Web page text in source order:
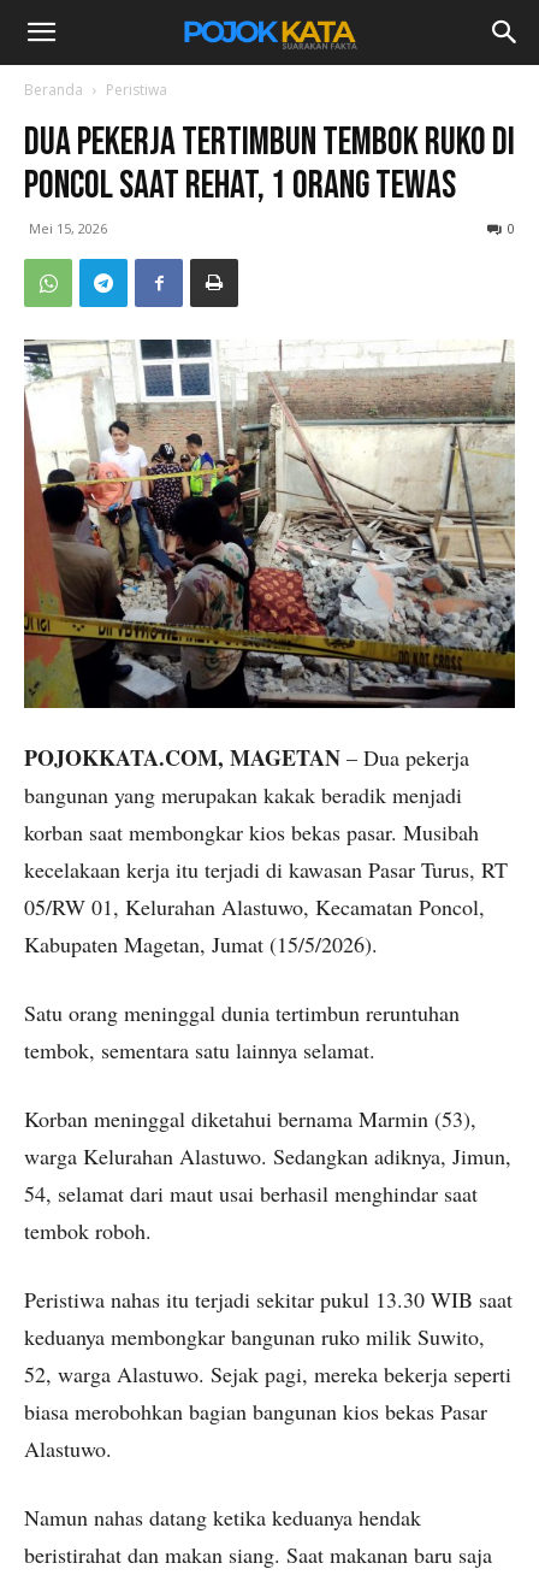
Beranda Peristiwa
Dua Pekerja Tertimbun Tembok Ruko di
Poncol Saat Rehat, 1 Orang Tewas
Mei 15, 2026 0
POJOKKATA.COM, MAGETAN – Dua pekerja
bangunan yang merupakan kakak beradik menjadi
korban saat membongkar kios bekas pasar. Musibah
kecelakaan kerja itu terjadi di kawasan Pasar Turus, RT
05/RW 01, Kelurahan Alastuwo, Kecamatan Poncol,
Kabupaten Magetan, Jumat (15/5/2026).
Satu orang meninggal dunia tertimbun reruntuhan
tembok, sementara satu lainnya selamat.
Korban meninggal diketahui bernama Marmin (53),
warga Kelurahan Alastuwo. Sedangkan adiknya, Jimun,
54, selamat dari maut usai berhasil menghindar saat
tembok roboh.
Peristiwa nahas itu terjadi sekitar pukul 13.30 WIB saat
keduanya membongkar bangunan ruko milik Suwito,
52, warga Alastuwo. Sejak pagi, mereka bekerja seperti
biasa merobohkan bagian bangunan kios bekas Pasar
Alastuwo.
Namun nahas datang ketika keduanya hendak
beristirahat dan makan siang. Saat makanan baru saja